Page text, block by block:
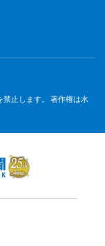
止します。 著作権は水